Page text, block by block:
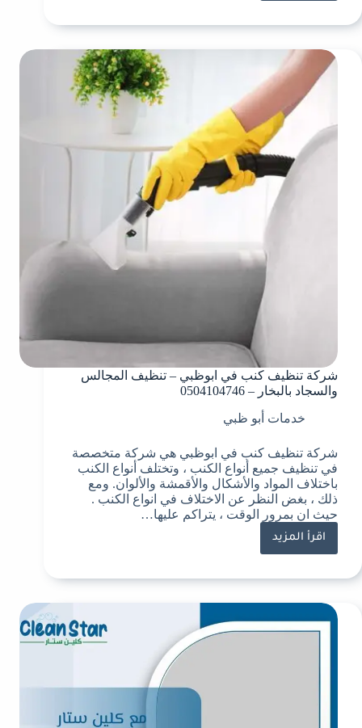
شركة تنظيف كنب في ابوظبي – تنظيف المجالس
والسجاد بالبخار – 0504104746
خدمات أبو ظبي
شركة تنظيف كنب في ابوظبي هي شركة متخصصة
في تنظيف جميع أنواع الكنب ، وتختلف أنواع الكنب
باختلاف المواد والأشكال والأقمشة والألوان. ومع
ذلك ، بغض النظر عن الاختلاف في انواع الكنب .
حيث ان بمرور الوقت ، يتراكم عليها…
اقرأ المزيد